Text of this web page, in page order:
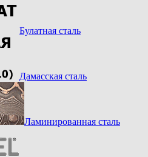
Булатная сталь
Дамасская сталь
Ламинированная сталь